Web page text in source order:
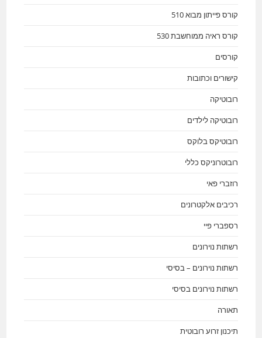
קורס פייתון מבוא 510
קורס ראיה ממוחשבת 530
קורסים
קישורים וכתובות
רובוטיקה
רובוטיקה לילדים
רובוטיקס בלוקס
רובוטרוניקס כללי
רוזברי פאי
רכיבים אלקטרונים
רספברי פיי
רשתות נוירונים
רשתות נוירונים – בסיסי
רשתות נוירונים בסיסי
תאורה
תיכנון זרוע רובוטית